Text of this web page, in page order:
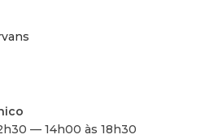
— 14h00 às 18h30